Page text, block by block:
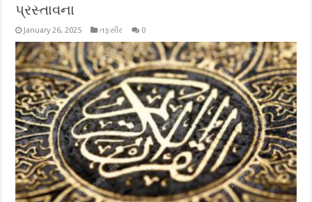
પ્રસ્તાવના
January 26, 2025 તફસીર 0